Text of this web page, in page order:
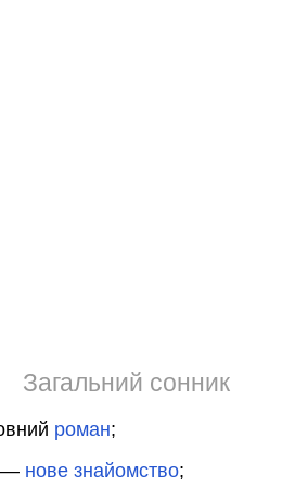
Загальний сонник
роман;
— нове знайомство;